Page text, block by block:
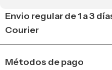
Envio regular de 1 a 3
Courier
Métodos de pago